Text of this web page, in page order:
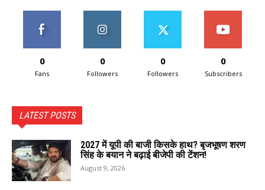
0
Fans
0
Followers
0
Followers
0
Subscribers
LATEST POSTS
2027 में यूपी की बाजी किसके हाथ? बृजभूषण शरण
सिंह के बयान ने बढ़ाई बीजेपी की टेंशन!
August 9, 2026